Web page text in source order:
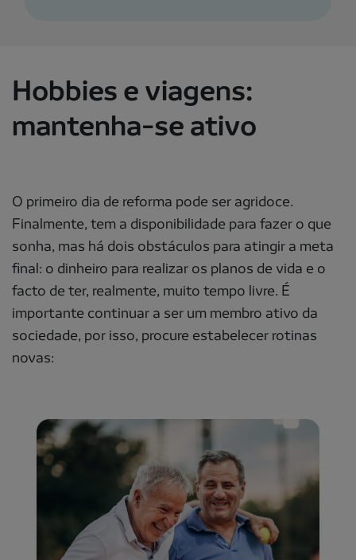
Hobbies e viagens:
mantenha-se ativo
O primeiro dia de reforma pode ser agridoce.
Finalmente, tem a disponibilidade para fazer o que
sonha, mas há dois obstáculos para atingir a meta
final: o dinheiro para realizar os planos de vida e o
facto de ter, realmente, muito tempo livre. É
importante continuar a ser um membro ativo da
sociedade, por isso, procure estabelecer rotinas
novas: